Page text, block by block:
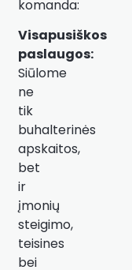
komanda:
Visapusiškos
paslaugos:
Siūlome
ne
tik
buhalterinės
apskaitos,
bet
ir
įmonių
steigimo,
teisines
bei